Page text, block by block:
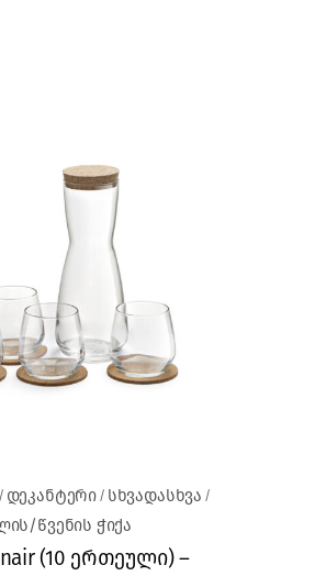
დეკანტერი
სხვადასხვა
წვენის ჭიქა
(10 ერთეული) –